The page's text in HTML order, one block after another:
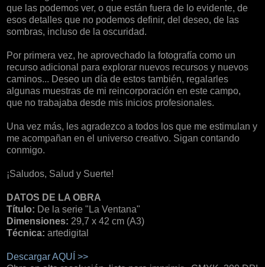
que las podemos ver, o que están fuera de lo evidente, de
esos detalles que no podemos definir, del deseo, de las
sombras, incluso de la oscuridad.
Por primera vez, he aprovechado la fotografía como un
recurso adicional para explorar nuevos recursos y nuevos
caminos... Deseo un día de estos también, regalarles
algunas muestras de mi reincorporación en este campo,
que no trabajaba desde mis inicios profesionales.
Una vez más, les agradezco a todos los que me estimulan y
me acompañan en el universo creativo. Sigan contando
conmigo.
¡Saludos, Salud y Suerte!
DATOS DE LA OBRA
Título: De la serie "La Ventana"
Dimensiones: 29,7 x 42 cm (A3)
Técnica: artedigital
Descargar AQUÍ >>